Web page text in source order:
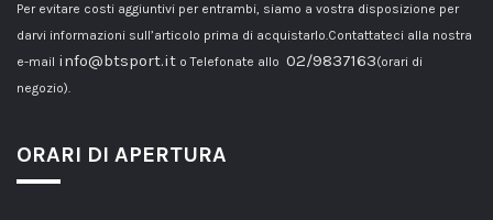
Per evitare costi aggiuntivi per entrambi, siamo a vostra disposizione per
darvi informazioni sull’articolo prima di acquistarlo.Contattateci alla nostra
e-mail info@btsport.it o Telefonate allo 02/9837163(orari di
negozio).
ORARI DI APERTURA